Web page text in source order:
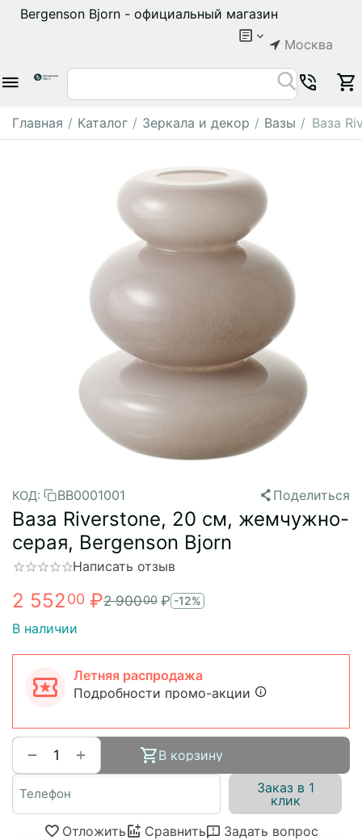
Bergenson Bjorn - официальный магазин
Москва
Главная / Каталог / Зеркала и декор / Вазы / Ваза
КОД: BB0001001 Поделиться
Ваза Riverstone, 20 см, жемчужно-
серая, Bergenson Bjorn
Написать отзыв
2 55200 ₽2 90000 ₽ -12%
В наличии
Летняя распродажа
Подробности промо-акции
+
−
В корзину
Заказ в 1
клик
Отложить
Сравнить
Задать вопрос